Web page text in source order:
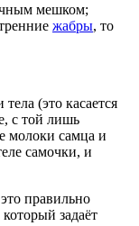
мешком;
жабры, то
(это касается
с той лишь
молоки самца и
самочки, и
правильно
задаёт